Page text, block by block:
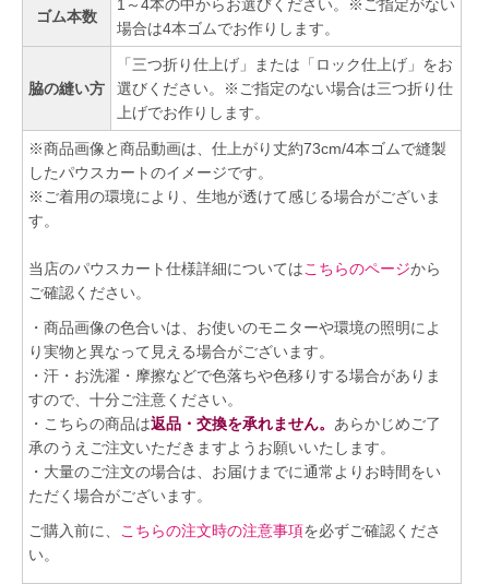
ゴム本数
1～4本の中からお選びください。※ご指定がない
場合は4本ゴムでお作りします。
脇の縫い方
「三つ折り仕上げ」または「ロック仕上げ」をお
選びください。※ご指定のない場合は三つ折り仕
上げでお作りします。
※商品画像と商品動画は、仕上がり丈約73cm/4本ゴムで縫製
したパウスカートのイメージです。
※ご着用の環境により、生地が透けて感じる場合がございま
す。
当店のパウスカート仕様詳細についてはこちらのページから
ご確認ください。
・商品画像の色合いは、お使いのモニターや環境の照明によ
り実物と異なって見える場合がございます。
・汗・お洗濯・摩擦などで色落ちや色移りする場合がありま
すので、十分ご注意ください。
・こちらの商品は返品・交換を承れません。 あらかじめご了
承のうえご注文いただきますようお願いいたします。
・大量のご注文の場合は、お届けまでに通常よりお時間をい
ただく場合がございます。
ご購入前に、 こちらの注文時の注意事項を必ずご確認くださ
い。